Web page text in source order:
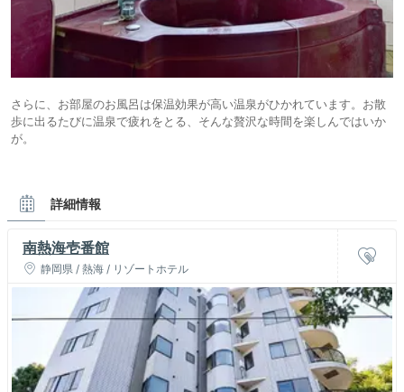
さらに、お部屋のお風呂は保温効果が高い温泉がひかれています。お散
歩に出るたびに温泉で疲れをとる、そんな贅沢な時間を楽しんではいか
が。
詳細情報
南熱海壱番館
静岡県 / 熱海 / リゾートホテル